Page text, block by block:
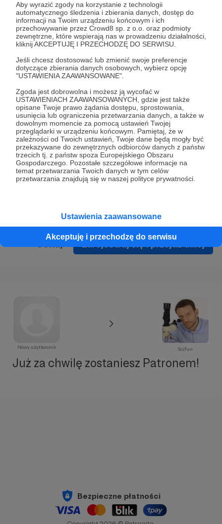
Aby wyrazić zgody na korzystanie z technologii
automatycznego śledzenia i zbierania danych, dostęp do
informacji na Twoim urządzeniu końcowym i ich
przechowywanie przez Crowd8 sp. z o.o. oraz podmioty
zewnętrzne, które wspierają nas w prowadzeniu działalności,
kliknij AKCEPTUJĘ I PRZECHODZĘ DO SERWISU.
Jeśli chcesz dostosować lub zmienić swoje preferencje
dotyczące zbierania danych osobowych, wybierz opcję
"USTAWIENIA ZAAWANSOWANE".
Zgoda jest dobrowolna i możesz ją wycofać w
USTAWIENIACH ZAAWANSOWANYCH, gdzie jest także
opisane Twoje prawo żądania dostępu, sprostowania,
usunięcia lub ograniczenia przetwarzania danych, a także w
dowolnym momencie za pomocą ustawień Twojej
przeglądarki w urządzeniu końcowym. Pamiętaj, że w
zależności od Twoich ustawień, Twoje dane będą mogły być
przekazywane do zewnętrznych odbiorców danych z państw
trzecich tj. z państw spoza Europejskiego Obszaru
Gospodarczego. Pozostałe szczegółowe informacje na
temat przetwarzania Twoich danych w tym celów
przetwarzania znajdują się w naszej polityce prywatności.
Ustawienia zaawansowane
Akceptuję i przechodzę do serwisu
* Zapoznałem się i akceptujęRegulaminserwisu oraz
* Wyrażam zgodę na przetwarzanie moich danych
osobowych podanych w formularzu rejestracyjnym w celu
prawidłowego świadczenia usług serwisu Patronite.
Wyrażam zgodę na otrzymywanie drogą elektroniczną
informacji handlowych - newslettera. Opcja ta może zostać
zmieniona w ustawieniach konta.
Zarejestruj się i przejdź dalej
Nowy użytkownik SciFun
Już za chwilę zostaniesz Patronem!
Bezpieczne płatności